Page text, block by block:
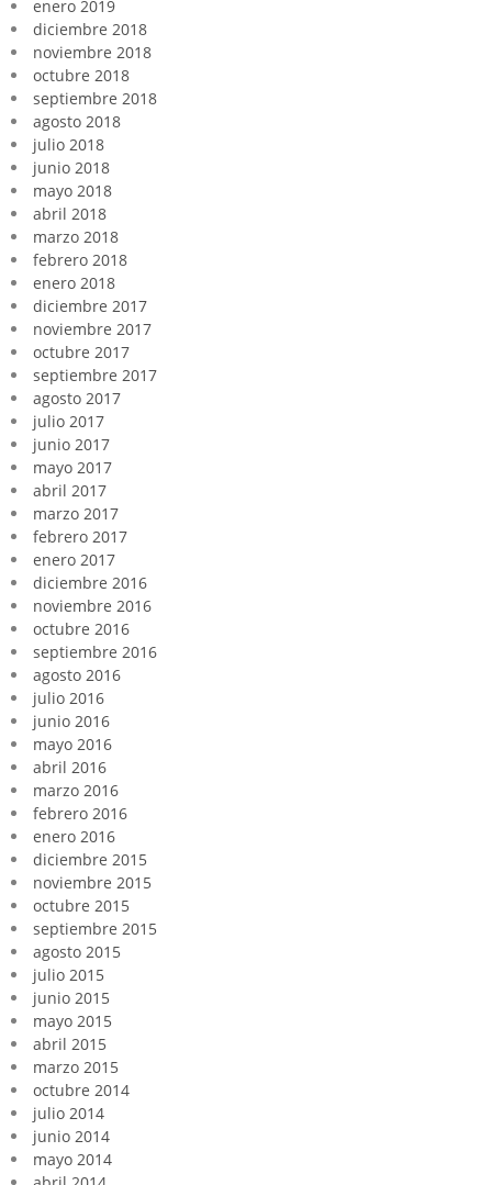
enero 2019
diciembre 2018
noviembre 2018
octubre 2018
septiembre 2018
agosto 2018
julio 2018
junio 2018
mayo 2018
abril 2018
marzo 2018
febrero 2018
enero 2018
diciembre 2017
noviembre 2017
octubre 2017
septiembre 2017
agosto 2017
julio 2017
junio 2017
mayo 2017
abril 2017
marzo 2017
febrero 2017
enero 2017
diciembre 2016
noviembre 2016
octubre 2016
septiembre 2016
agosto 2016
julio 2016
junio 2016
mayo 2016
abril 2016
marzo 2016
febrero 2016
enero 2016
diciembre 2015
noviembre 2015
octubre 2015
septiembre 2015
agosto 2015
julio 2015
junio 2015
mayo 2015
abril 2015
marzo 2015
octubre 2014
julio 2014
junio 2014
mayo 2014